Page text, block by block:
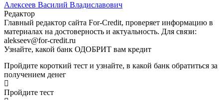
Алексеев Василий Владиславович
Редактор
Главный редактор сайта For-Credit, проверяет информацию в
материалах на достоверность и актуальность. Для связи:
alekseev@for-credit.ru
Узнайте, какой банк ОДОБРИТ вам кредит
Пройдите короткий тест и узнайте, в какой банк обратиться за
получением денег
Пройдите тест